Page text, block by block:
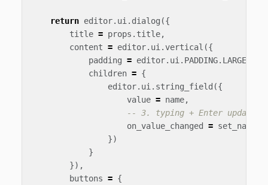
return editor. ui . dialog ({
title = props . title,
content = editor. ui .vertical ({
padding = editor. ui . PADDING. LARGE
children = {
editor. ui . string_field ({
value = name,
-- 3. typing + Enter updates
on_value_changed
= set_name
})
}
}),
buttons = {